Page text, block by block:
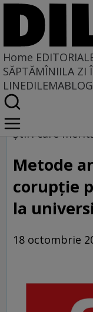
Home
SĂPTĂMÎNIILA ZI
LINEDILEMABLOG
Home
Dilematix
Știrile RFI
Ştiri care
Metode
corupție
la
18 octombrie